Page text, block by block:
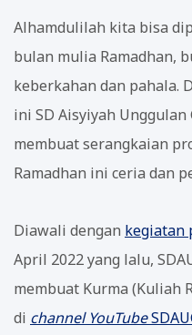
Alhamdulilah kita bisa
bulan mulia Ramadhan,
keberkahan dan pahala.
ini SD Aisyiyah Unggulan
membuat serangkaian
Ramadhan ini ceria dan
Diawali dengan kegiatan
April 2022 yang lalu,
membuat Kurma (Kuliah
di channel YouTube